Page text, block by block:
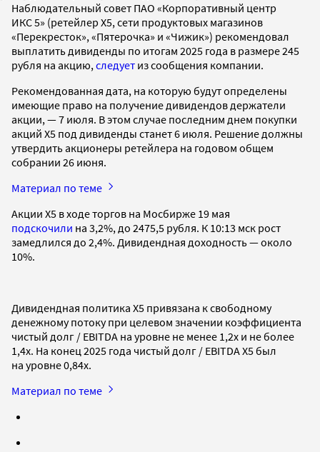
Наблюдательный совет ПАО «Корпоративный центр
ИКС 5» (ретейлер X5, сети продуктовых магазинов
«Перекресток», «Пятерочка» и «Чижик») рекомендовал
выплатить дивиденды по итогам 2025 года в размере 245
рубля на акцию, следует из сообщения компании.
Рекомендованная дата, на которую будут определены
имеющие право на получение дивидендов держатели
акции, — 7 июля. В этом случае последним днем покупки
акций X5 под дивиденды станет 6 июля. Решение должны
утвердить акционеры ретейлера на годовом общем
собрании 26 июня.
Материал по теме
Акции X5 в ходе торгов на Мосбирже 19 мая
подскочили на 3,2%, до 2475,5 рубля. К 10:13 мск рост
замедлился до 2,4%. Дивидендная доходность — около
10%.
Дивидендная политика X5 привязана к свободному
денежному потоку при целевом значении коэффициента
чистый долг / EBITDA на уровне не менее 1,2х и не более
1,4х. На конец 2025 года чистый долг / EBITDA X5 был
на уровне 0,84x.
Материал по теме